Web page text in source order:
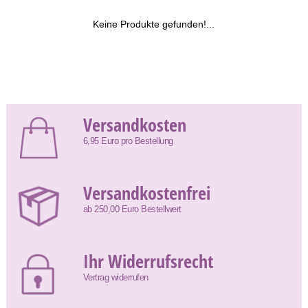
Keine Produkte gefunden!...
Versandkosten
6,95 Euro pro Bestellung
Versandkostenfrei
ab 250,00 Euro Bestellwert
Ihr Widerrufsrecht
Vertrag widerrufen